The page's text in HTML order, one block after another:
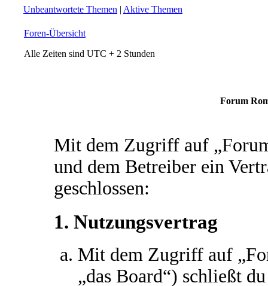
Unbeantwortete Themen | Aktive Themen
Foren-Übersicht
Alle Zeiten sind UTC + 2 Stunden
Forum
Mit dem Zugriff auf
und dem Betreiber ein
geschlossen:
1. Nutzungsvertrag
Mit dem Zugriff auf
„das Board“) schließt